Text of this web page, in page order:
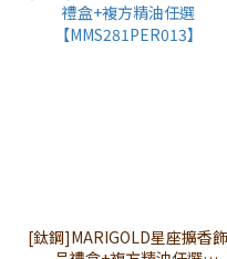
[鈦鋼]MARIGOLD星座擴香飾